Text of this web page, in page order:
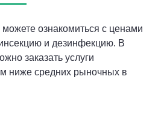
ознакомиться с ценами
и дезинфекцию. В
заказать услуги
ниже средних рыночных в